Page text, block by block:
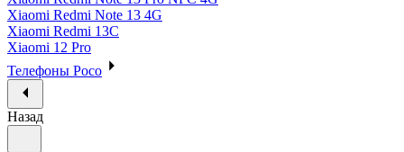
Xiaomi Redmi Note 13 4G
Xiaomi Redmi 13C
Xiaomi 12 Pro
Телефоны Poco
Назад